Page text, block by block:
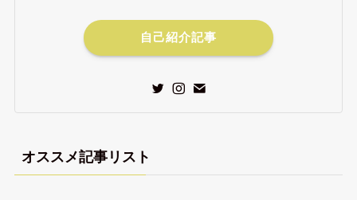
自己紹介記事
オススメ記事リスト